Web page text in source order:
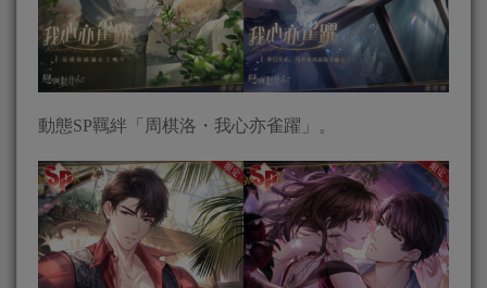
動態SP羈絆「周棋洛・我心亦雀躍」。